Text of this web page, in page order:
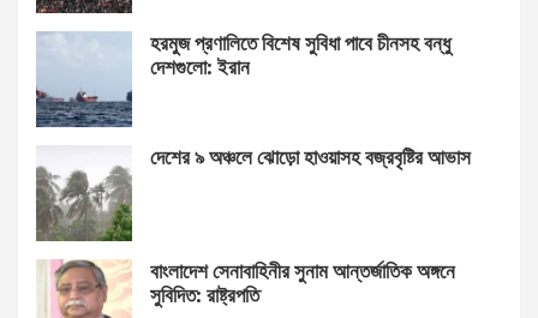
হরমুজ প্রণালিতে বিশেষ সুবিধা পাবে চীনসহ বন্ধু
দেশগুলো: ইরান
দেশের ৯ অঞ্চলে ঝোড়ো হাওয়াসহ বজ্রবৃষ্টির আভাস
বাংলাদেশ সেনাবাহিনীর সুনাম আন্তর্জাতিক অঙ্গনে
সুবিদিত: রাষ্ট্রপতি